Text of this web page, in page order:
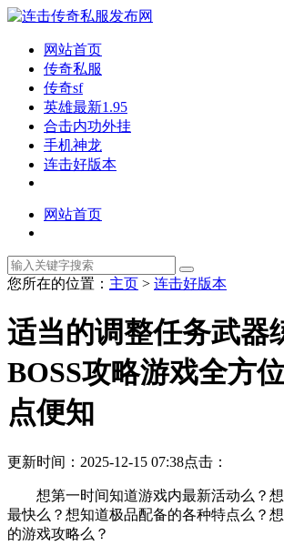
网站首页
传奇私服
传奇sf
英雄最新1.95
合击内功外挂
手机神龙
连击好版本
网站首页
您所在的位置： 主页 > 连击好版本
适当的调整任务武器
BOSS攻略游戏全方
点便知
更新时间：2025-12-15 07:38点击：
想第一时间知道游戏内最新活动么？想
最快么？想知道极品配备的各种特点么？
的游戏攻略么？